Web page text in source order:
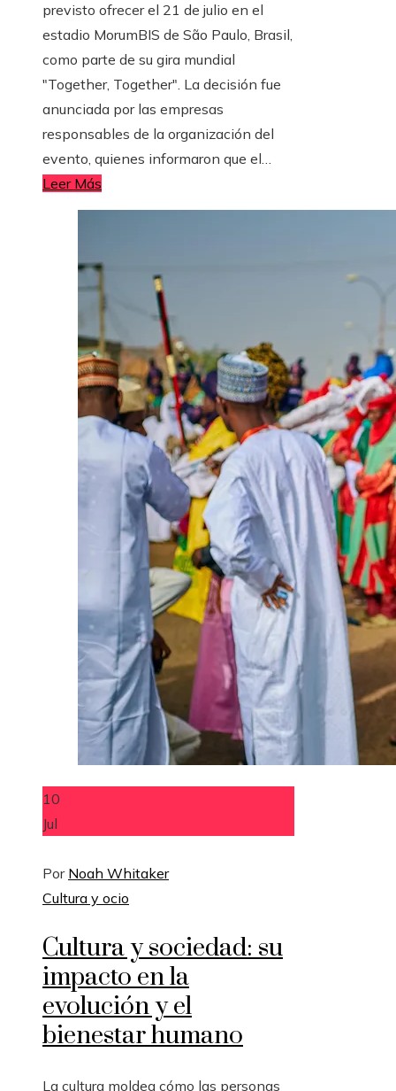
previsto ofrecer el 21 de julio en el
estadio MorumBIS de São Paulo, Brasil,
como parte de su gira mundial
"Together, Together". La decisión fue
anunciada por las empresas
responsables de la organización del
evento, quienes informaron que el…
Leer Más
10
Jul
Por Noah Whitaker
Cultura y ocio
Cultura y sociedad: su
impacto en la
evolución y el
bienestar humano
La cultura moldea cómo las personas